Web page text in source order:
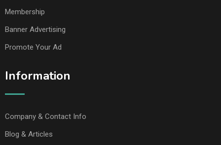
Membership
Banner Advertising
Promote Your Ad
Information
Company & Contact Info
Blog & Articles